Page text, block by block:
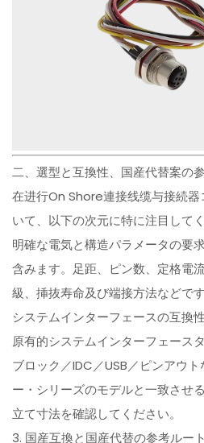
二、選型と互換性、国産代替案の
在进行On Shore連接线缆与接続
いて、以下の次元に特に注目して
明確な電気と構造パラメータの要
含みます。足距、ピン数、定格電
級、挿抜寿命及び端接方法などです
システムインターフェースの互換
原有的システムインターフェース
ブロック／IDC／USB／ピンアウ
ー・シリーズのモデルと一致させ
立て寸法を確認してください。
3. 国産互換と国産代替の参考ルート